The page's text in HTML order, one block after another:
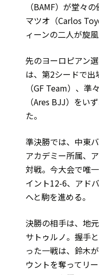
（BAMF）が堂々
マツオ（Carlos
ィーンの二人が旋
先のヨーロピアン
は、第2シードで
（GF Team）、準
（Ares BJJ）をい
た。
準決勝では、中東
アカデミー所属、
対戦。今大会で唯
イント12-6、アド
へと駒を進める。
決勝の相手は、地
サトゥルノ。握手
った一戦は、鈴木
ウントを奪ってリ